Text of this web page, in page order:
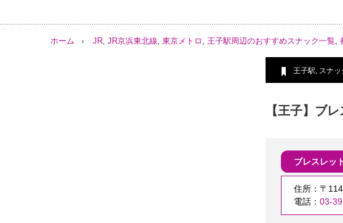
ホーム JR, JR京浜東北線, 東京メトロ , 王子駅周辺のおすすめスナック一覧,
王子駅, スナッ
【王子】ブ
ブレスレッ
住所：〒
電話： 03-